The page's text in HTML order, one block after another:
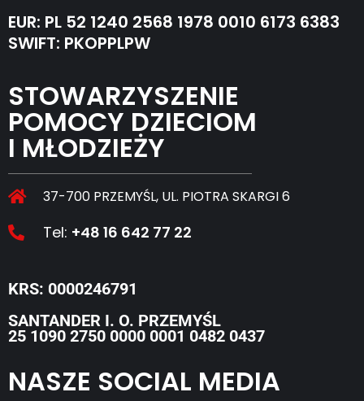
EUR: PL 52 1240 2568 1978 0010 6173 6383
SWIFT: PKOPPLPW
STOWARZYSZENIE
POMOCY DZIECIOM
I MŁODZIEŻY
37-700 PRZEMYŚL, UL. PIOTRA SKARGI 6
Tel: +48 16 642 77 22
KRS: 0000246791
SANTANDER I. O. PRZEMYŚL
25 1090 2750 0000 0001 0482 0437
NASZE SOCIAL MEDIA